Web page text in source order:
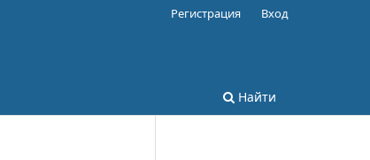
Найти
Регистрация Вход